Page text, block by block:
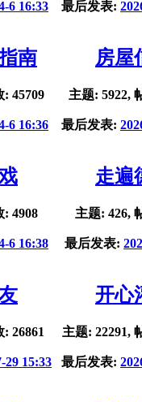
6 16:33 最后发表:
南
: 45709
6 16:36
房屋
主题: 5922,
最后发表:
: 4908
6 16:38
走遍
主题: 426,
最后发表:
26861
29 15:33
开心
主题: 22291,
最后发表: